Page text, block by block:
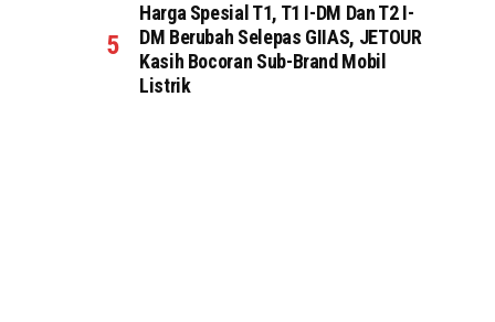
Harga Spesial T1, T1 I-DM Dan T2 I-
DM Berubah Selepas GIIAS, JETOUR
Kasih Bocoran Sub-Brand Mobil
Listrik